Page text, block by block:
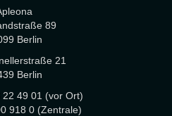
89
Berlin
21
Berlin
22 49 01 (vor Ort)
918 0 (Zentrale)